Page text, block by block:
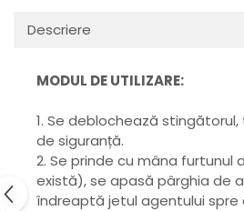
Descriere
MODUL DE UTILIZARE:
1. Se deblochează
de siguranță.
2. Se prinde cu mâna furtunul
există), se apasă pârghia de
îndreaptă jetul agentului spre